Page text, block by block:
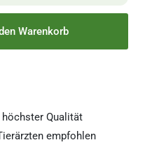
25,80 € / Kilogramm
55,00 €
18,33 € / Kilogramm
Warenkorb
Qualität
empfohlen